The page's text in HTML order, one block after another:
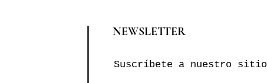
NEWSLETTER
Suscríbete a nuestro sitio